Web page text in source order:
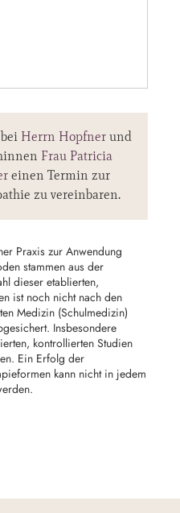
Herrn Hopfner und
Frau Patricia
einen Termin zur
zu vereinbaren.
Praxis zur Anwendung
stammen aus der
dieser etablierten,
ist noch nicht nach den
Medizin (Schulmedizin)
Insbesondere
kontrollierten Studien
Ein Erfolg der
kann nicht in jedem